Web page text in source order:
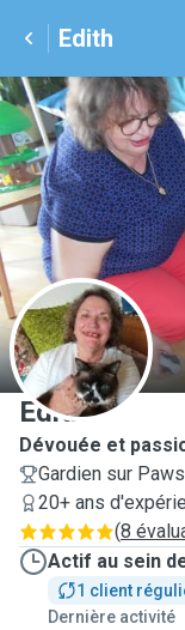
Edith
E
Edith
Dévouée et
Gardien sur
20+ ans
(8
Actif au sein
1 client
Dernière activité